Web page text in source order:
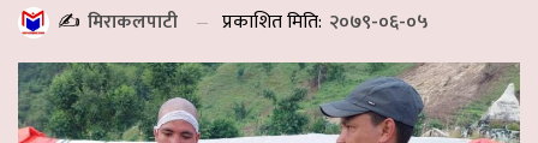
✍️ मिराकलपाटी प्रकाशित मिति: २०७९-०६-०५